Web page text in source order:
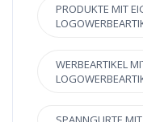
PRODUKTE MIT
WERBEARTIKEL